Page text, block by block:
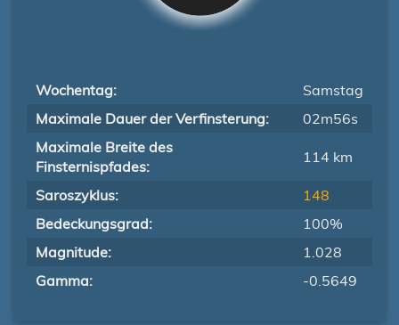
Wochentag:
Samstag
Maximale Dauer der Verfinsterung:
02m56s
Maximale Breite des
Finsternispfades:
114 km
Saroszyklus:
148
Bedeckungsgrad:
100%
Magnitude:
1.028
Gamma:
-0.5649